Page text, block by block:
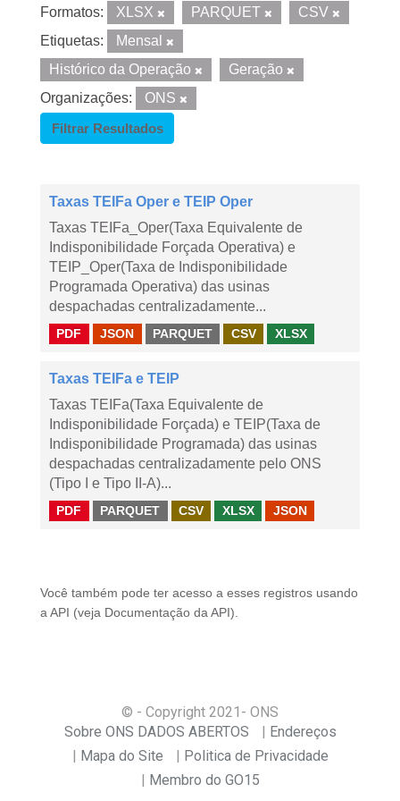
Formatos: XLSX PARQUET
CSV
Etiquetas:
Mensal
Histórico da Operação
Geração
Organizações:
ONS
Filtrar Resultados
Taxas TEIFa Oper e TEIP Oper
Taxas TEIFa_Oper(Taxa Equivalente de
Indisponibilidade Forçada Operativa) e
TEIP_Oper(Taxa de Indisponibilidade
Programada Operativa) das usinas
despachadas centralizadamente...
PDF JSON PARQUET CSV XLSX
Taxas TEIFa e TEIP
Taxas TEIFa(Taxa Equivalente de
Indisponibilidade Forçada) e TEIP(Taxa de
Indisponibilidade Programada) das usinas
despachadas centralizadamente pelo ONS
(Tipo I e Tipo II-A)...
PDF PARQUET CSV XLSX JSON
Você também pode ter acesso a esses registros usando
a API (veja Documentação da API ).
© - Copyright 2021 - ONS
Sobre ONS DADOS ABERTOS
Endereços
Mapa do Site
Politica de Privacidade
Membro do GO15